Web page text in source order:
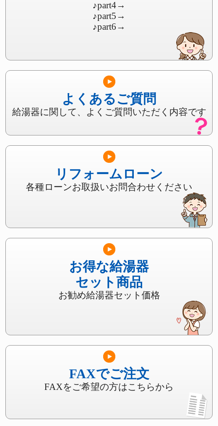
♪part4→
♪part5→
♪part6→
よくあるご質問
給湯器に関して、よくご質問いただく内容です
リフォームローン
各種ローンお取扱いお問合わせください
お得な給湯器
セット商品
お勧め給湯器セット価格
FAXでご注文
FAXをご希望の方はこちらから